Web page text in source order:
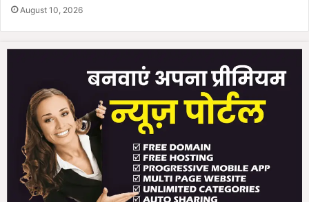
August 10, 2026